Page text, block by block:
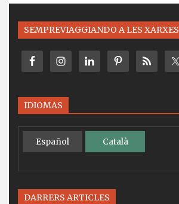
SEMPREVIAGGIANDO A LES XARXES
IDIOMAS
Español Català
DARRERS ARTICLES